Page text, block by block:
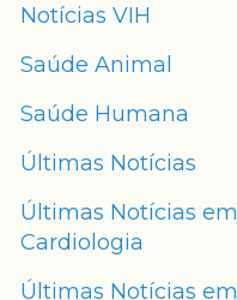
Notícias VIH
Saúde Animal
Saúde Humana
Últimas Notícias
Últimas Notícias em
Cardiologia
Últimas Notícias em